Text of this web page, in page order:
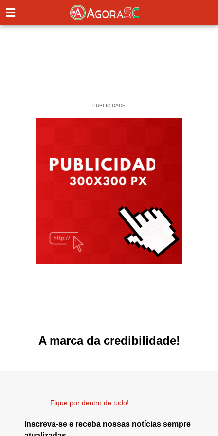
PUBLICIDADE
A marca da credibilidade!
Fique por dentro de tudo!
Inscreva-se e receba nossas notícias sempre